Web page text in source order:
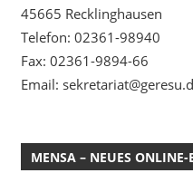
45665 Recklinghausen
Telefon: 02361-98940
Fax: 02361-9894-66
Email:
MENSA – NEUES ONLINE-